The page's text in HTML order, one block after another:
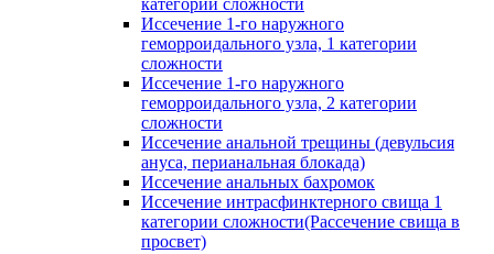
категории сложности
Иссечение 1-го наружного
геморроидального узла, 1 категории
сложности
Иссечение 1-го наружного
геморроидального узла, 2 категории
сложности
Иссечение анальной трещины (девульсия
ануса, перианальная блокада)
Иссечение анальных бахромок
Иссечение интрасфинктерного свища 1
категории сложности(Рассечение свища в
просвет)